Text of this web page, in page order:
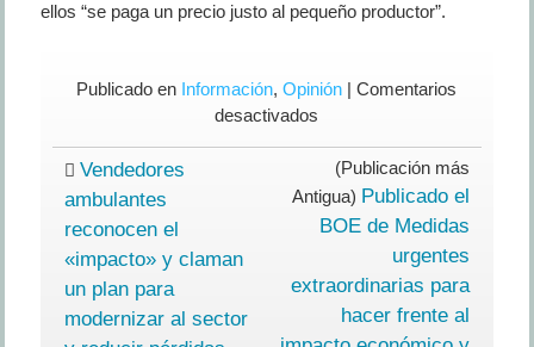
ellos “se paga un precio justo al pequeño productor”.
Publicado en Información,Opinión |Comentarios
desactivados
mercadillos
de
qué
unos
Vendedores
ambulantes
reconocen el
«impacto» y claman
un plan para
modernizar al sector
(Publicación más
Antigua) Publicado el
BOE de Medidas
urgentes
extraordinarias para
hacer frente al